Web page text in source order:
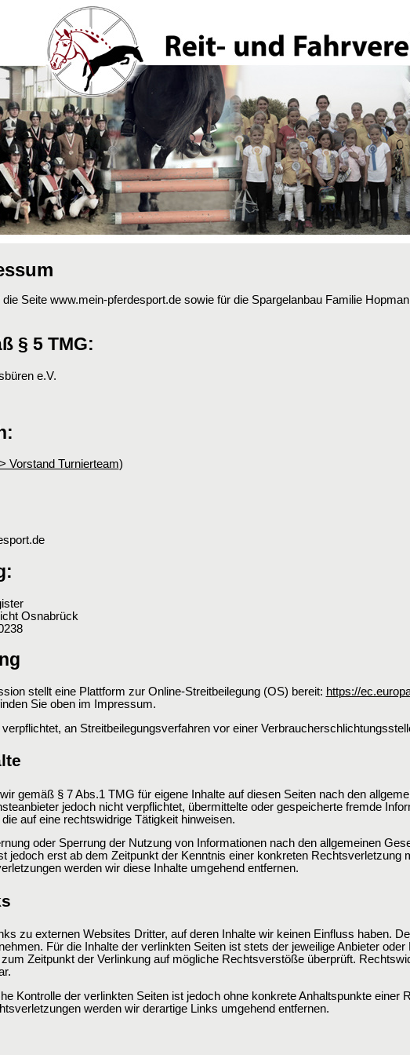
Seite www.mein-pferdesport.de sowie für die Spargelanbau Familie
§ 5 TMG:
e.V.
Vorstand Turnierteam)
Osnabrück
stellt eine Plattform zur Online-Streitbeilegung (OS) bereit: https://
Sie oben im Impressum.
an Streitbeilegungsverfahren vor einer
gemäß § 7 Abs.1 TMG für eigene Inhalte auf diesen Seiten nach den
jedoch nicht verpflichtet, übermittelte oder gespeicherte fremde
auf eine rechtswidrige Tätigkeit hinweisen.
oder Sperrung der Nutzung von Informationen nach den allgemeinen
jedoch erst ab dem Zeitpunkt der Kenntnis einer konkreten Rechtsverletzung
werden wir diese Inhalte umgehend entfernen.
zu externen Websites Dritter, auf deren Inhalte wir keinen Einfluss haben.
Für die Inhalte der verlinkten Seiten ist stets der jeweilige Anbieter
Zeitpunkt der Verlinkung auf mögliche Rechtsverstöße überprüft.
Kontrolle der verlinkten Seiten ist jedoch ohne konkrete Anhaltspunkte einer
werden wir derartige Links umgehend entfernen.